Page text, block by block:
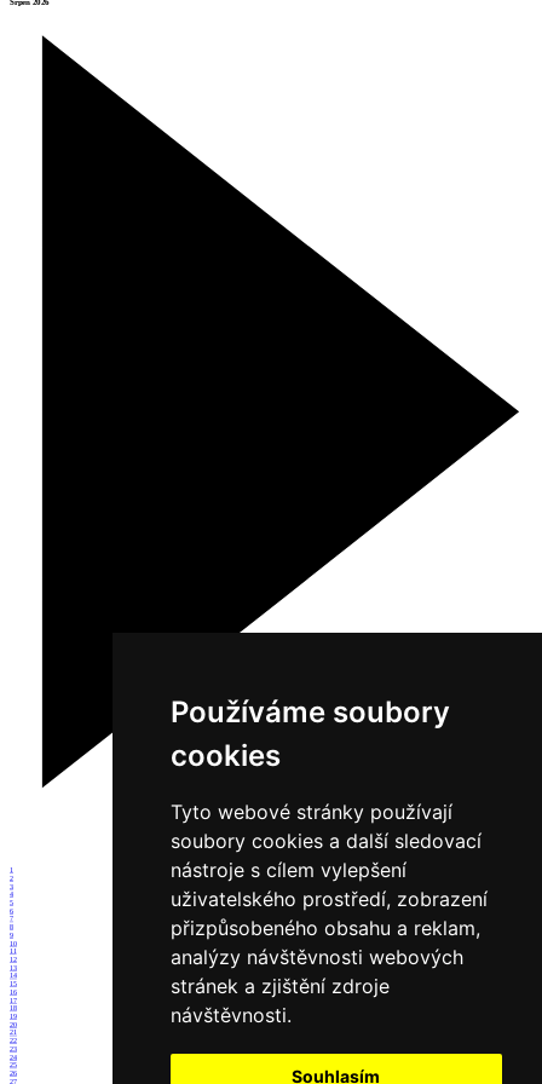
Používáme soubory
cookies
Tyto webové stránky používají
soubory cookies a další sledovací
nástroje s cílem vylepšení
uživatelského prostředí, zobrazení
přizpůsobeného obsahu a reklam,
analýzy návštěvnosti webových
stránek a zjištění zdroje
návštěvnosti.
Souhlasím
Srpen 2026
1
2
3
4
5
6
7
8
9
10
11
12
13
14
15
16
17
18
19
20
21
22
23
24
25
26
27